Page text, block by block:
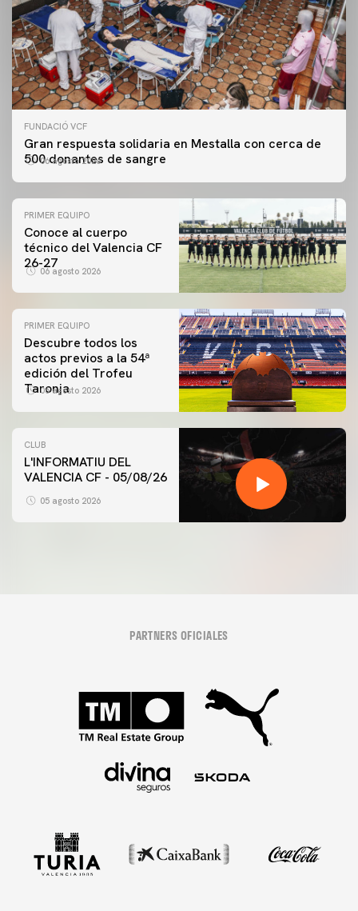
FUNDACIÓ VCF
Gran respuesta solidaria en Mestalla con cerca de
500 donantes de sangre
06 agosto 2026
PRIMER EQUIPO
Conoce al cuerpo
técnico del Valencia CF
26-27
06 agosto 2026
PRIMER EQUIPO
Descubre todos los
actos previos a la 54ª
edición del Trofeu
Taronja
06 agosto 2026
CLUB
L'INFORMATIU DEL
VALENCIA CF - 05/08/26
05 agosto 2026
PARTNERS OFICIALES